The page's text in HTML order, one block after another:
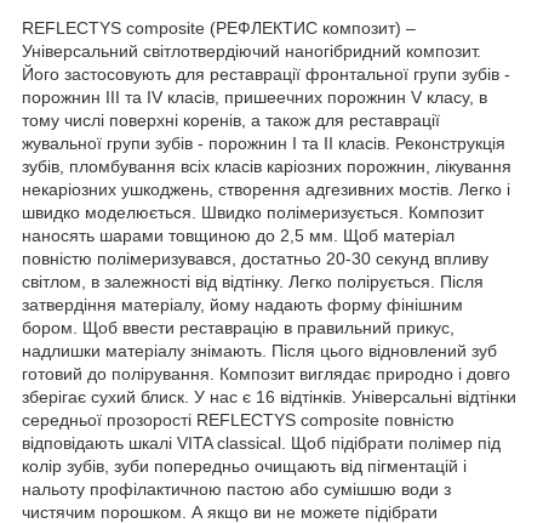
REFLECTYS composite (РЕФЛЕКТИС композит) –
Універсальний світлотвердіючий наногібридний композит.
Його застосовують для реставрації фронтальної групи зубів -
порожнин III та IV класів, пришеечних порожнин V класу, в
тому числі поверхні коренів, а також для реставрації
жувальної групи зубів - порожнин I та II класів. Реконструкція
зубів, пломбування всіх класів каріозних порожнин, лікування
некаріозних ушкоджень, створення адгезивних мостів. Легко і
швидко моделюється. Швидко полімеризується. Композит
наносять шарами товщиною до 2,5 мм. Щоб матеріал
повністю полімеризувався, достатньо 20-30 секунд впливу
світлом, в залежності від відтінку. Легко полірується. Після
затвердіння матеріалу, йому надають форму фінішним
бором. Щоб ввести реставрацію в правильний прикус,
надлишки матеріалу знімають. Після цього відновлений зуб
готовий до полірування. Композит виглядає природно і довго
зберігає сухий блиск. У нас є 16 відтінків. Універсальні відтінки
середньої прозорості REFLECTYS composite повністю
відповідають шкалі VITA classical. Щоб підібрати полімер під
колір зубів, зуби попередньо очищають від пігментацій і
нальоту профілактичною пастою або сумішшю води з
чистячим порошком. А якщо ви не можете підібрати